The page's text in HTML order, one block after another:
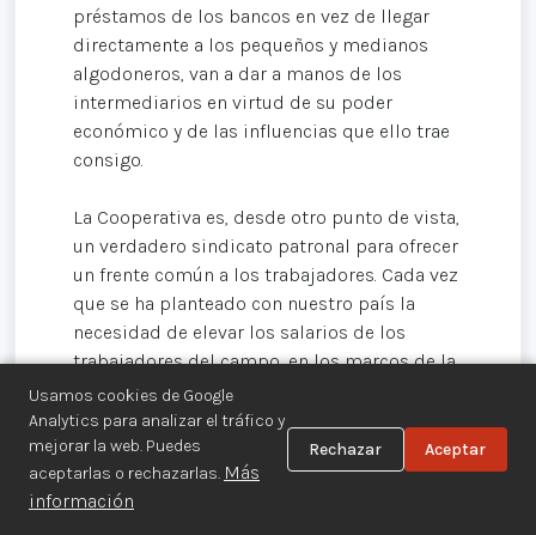
Usamos cookies de Google
Analytics para analizar el tráfico y
mejorar la web. Puedes
aceptarlas o rechazarlas. Más
información
Rechazar Aceptar
préstamos de los bancos en vez de llegar
directamente a los pequeños y medianos
algodoneros, van a dar a manos de los
intermediarios en virtud de su poder
económico y de las influencias que ello trae
consigo.
La Cooperativa es, desde otro punto de vista,
un verdadero sindicato patronal para ofrecer
un frente común a los trabajadores. Cada vez
que se ha planteado con nuestro país la
necesidad de elevar los salarios de los
trabajadores del campo, en los marcos de la
Cooperativa se producen agitadas reuniones
de patronos en las que prevalece la opinión
de los grandes, enfiladas en contra de los
intereses del proletariado agrícola. Al
arreciarse la lucha reivindicativa en el campo